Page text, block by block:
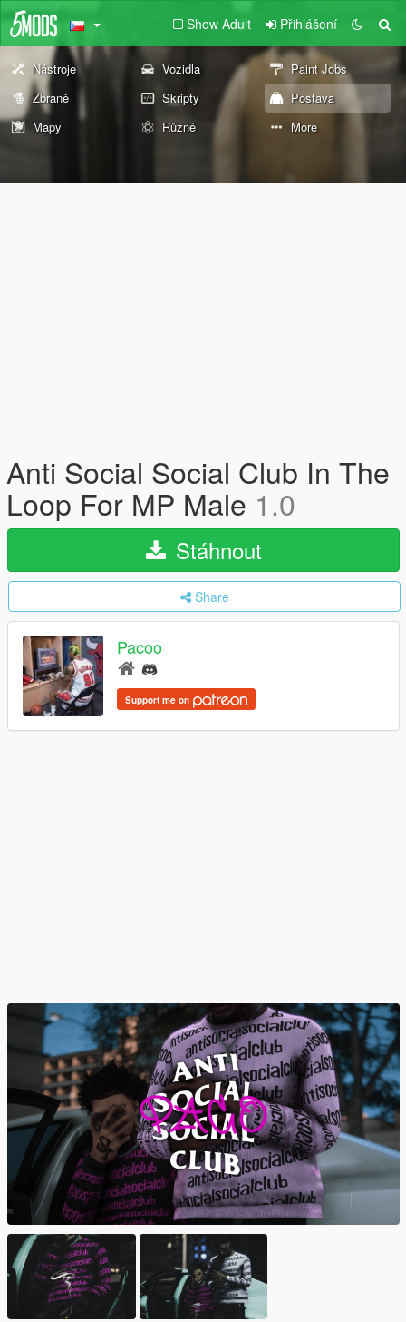
Show Adult Přihlášení
Nástroje Vozidla
Paint Jobs
Zbraně
Skripty
Postava
Mapy
Různé More
Anti Social Social Club In The
Loop For MP Male 1.0
Stáhnout
Share
Pacoo
Support me on